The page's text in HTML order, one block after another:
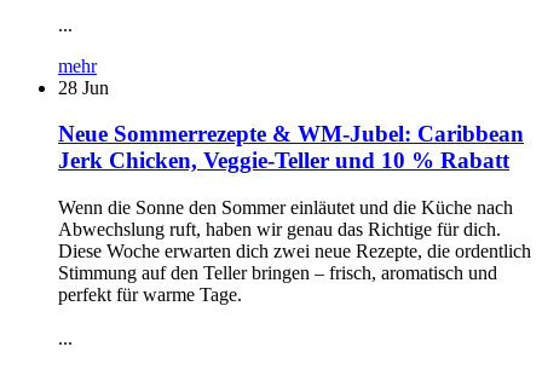
...
mehr
28 Jun
Neue Sommerrezepte & WM-Jubel: Caribbean
Jerk Chicken, Veggie-Teller und 10 % Rabatt
Wenn die Sonne den Sommer einläutet und die Küche nach
Abwechslung ruft, haben wir genau das Richtige für dich.
Diese Woche erwarten dich zwei neue Rezepte, die ordentlich
Stimmung auf den Teller bringen – frisch, aromatisch und
perfekt für warme Tage.
...